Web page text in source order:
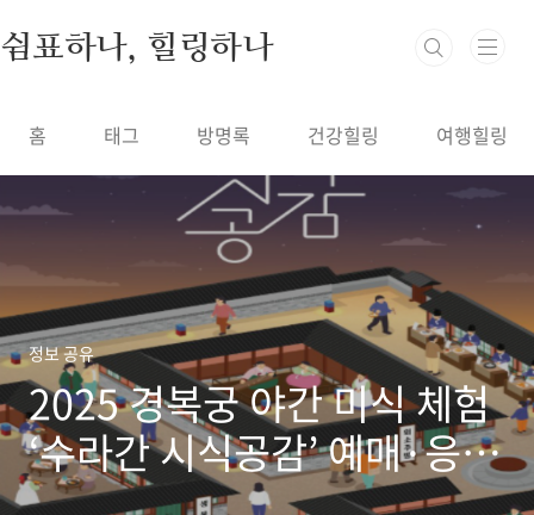
쉼표하나, 힐링하나
홈 태그 방명록 건강힐링 여행힐링
정보 공유
2025 경복궁 야간 미식 체험
‘수라간 시식공감’ 예매·응모
방법 총정리